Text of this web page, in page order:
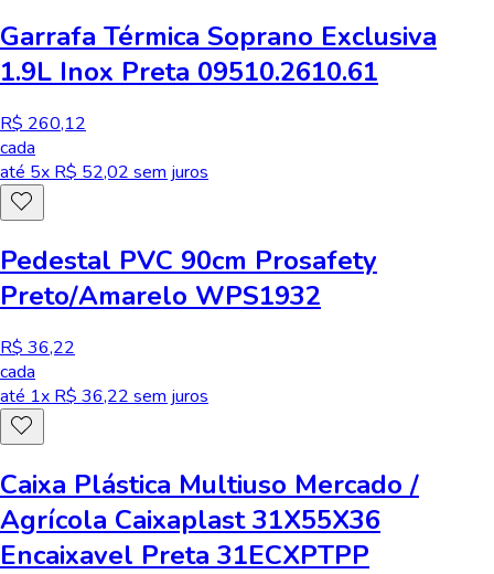
Garrafa Térmica Soprano Exclusiva
1.9L Inox Preta 09510.2610.61
R$ 260,12
cada
até 5x R$ 52,02 sem juros
Pedestal PVC 90cm Prosafety
Preto/Amarelo WPS1932
R$ 36,22
cada
até 1x R$ 36,22 sem juros
Caixa Plástica Multiuso Mercado /
Agrícola Caixaplast 31X55X36
Encaixavel Preta 31ECXPTPP